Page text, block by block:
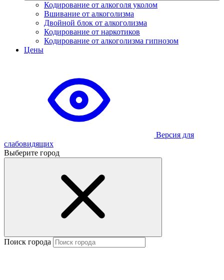
Кодирование от алкоголя уколом
Вшивание от алкоголизма
Двойной блок от алкоголизма
Кодирование от наркотиков
Кодирование от алкоголизма гипнозом
Цены
Версия для
слабовидящих
Выберите город
Поиск города